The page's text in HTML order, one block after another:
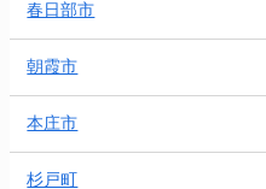
春日部市
朝霞市
本庄市
杉戸町